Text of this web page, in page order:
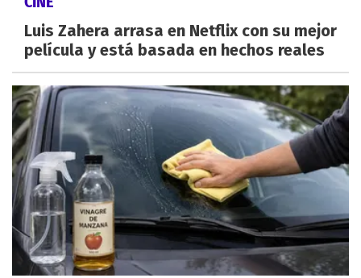
Luis Zahera arrasa en Netflix con su mejor
película y está basada en hechos reales